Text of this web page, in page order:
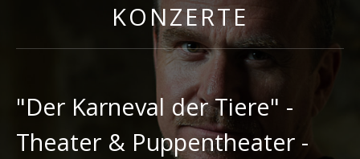
KONZERTE
"Der Karneval der Tiere" -
Theater & Puppentheater -